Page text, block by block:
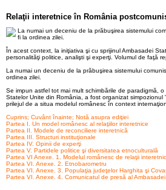
Relaţii interetnice în România
La numai un deceniu de la prăbuşirea sistemului
fi la ordinea zilei.
În acest context, la iniţiativa şi cu sprijinul Ambasadei
personalităţi politice, analişti şi experţi. Volumul de faţă
La numai un deceniu de la prăbuşirea sistemului
ordinea zilei.
Se impun astfel tot mai mult schimbările de paradigmă,
Statelor Unite din România, a fost organizat
prilejul de a situa modelul românesc în context
Cuprins; Cuvânt înainte; Notă asupra ediţiei
Partea I. Un model românesc al relaţiilor interetnice
Partea II. Modele de reconciliere interetnică
Partea III. Structuri instituţionale
Partea IV. Opinii de experţi
Partea V. Partidele politice şi diversitatea etnoculturală
Partea VI Anexe. 1. Modelul românesc de relaţii
Partea VI. Anexe. 2. Etnobarometru
Partea VI. Anexe. 3. Populaţia judeţelor Harghita şi
Partea VI. Anexe. 4. Comunicatul de presă al